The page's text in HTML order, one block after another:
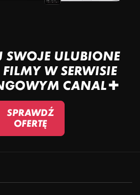
SWOJE ULUBIONE
FILMY W SERWISIE
CANAL+
SPRAWDŹ
OFERTĘ